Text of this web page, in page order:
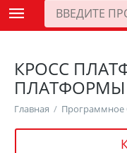
КРОСС
ПЛАТФОРМЫ
Главная / Программное